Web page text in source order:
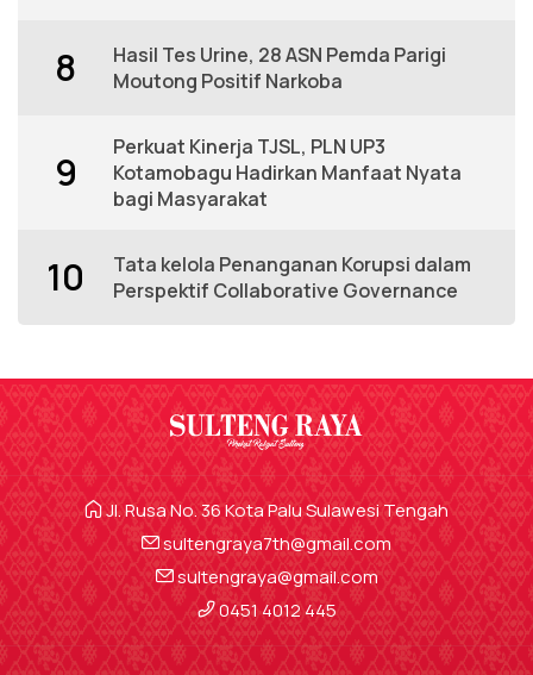
8
Hasil Tes Urine, 28 ASN Pemda Parigi
Moutong Positif Narkoba
9
Perkuat Kinerja TJSL, PLN UP3
Kotamobagu Hadirkan Manfaat Nyata
bagi Masyarakat
10
Tata kelola Penanganan Korupsi dalam
Perspektif Collaborative Governance
Jl. Rusa No. 36 Kota Palu Sulawesi Tengah
sultengraya7th@gmail.com
sultengraya@gmail.com
0451 4012 445